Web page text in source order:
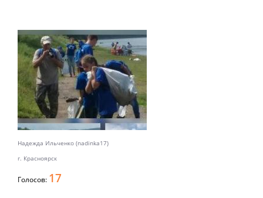
Надежда Ильченко (nadinka17)
г. Красноярск
Голосов: 17